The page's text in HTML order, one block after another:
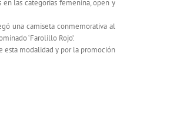
las categorías femenina, open y
una camiseta conmemorativa al
‘Farolillo Rojo’.
esta modalidad y por la promoción